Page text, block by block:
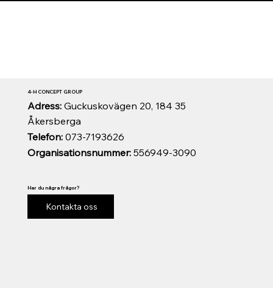
Organisationsnummer:556949-3090
Telefon:073-7193626
Adress: Guckuskovägen 20, 184 35
Åkersberga
4-H CONCEPT GROUP
Har du några frågor?
Kontakta oss